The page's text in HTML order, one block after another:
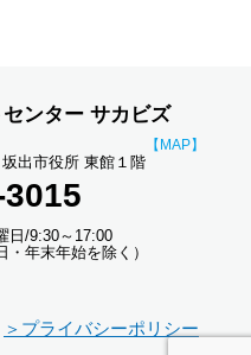
ンター サカビズ
出市役所 東館１階
【MAP】
日/9:30～17:00
・年末年始を除く）
＞プライバシーポリシー